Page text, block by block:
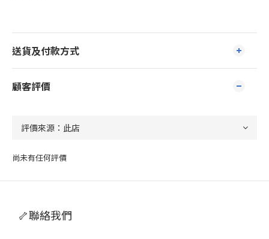
送貨及付款方式
顧客評價
尚未有任何評價
🦴聯絡我們